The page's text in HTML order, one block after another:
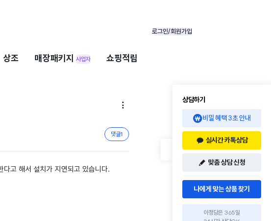
로그인/회원가입
상조 매장패키지 사업자 쇼핑적립

댓글1
고 해서 설치가 지연되고 있습니다.
상담하기
비밀 혜택 3초 안내
실시간 카톡상담
맞춤 상담 신청
나에게 맞는 상품 찾기
아정당은 365일